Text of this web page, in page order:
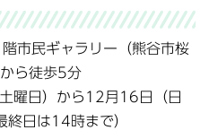
市民ギャラリー（熊谷市桜
ら徒歩5分
曜日）から12月16日（日
日は14時まで）